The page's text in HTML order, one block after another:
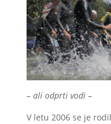
– ali odprti vodi –
V letu 2006 se je